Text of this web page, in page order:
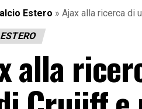
Estero » Ajax alla ricerca di
alla